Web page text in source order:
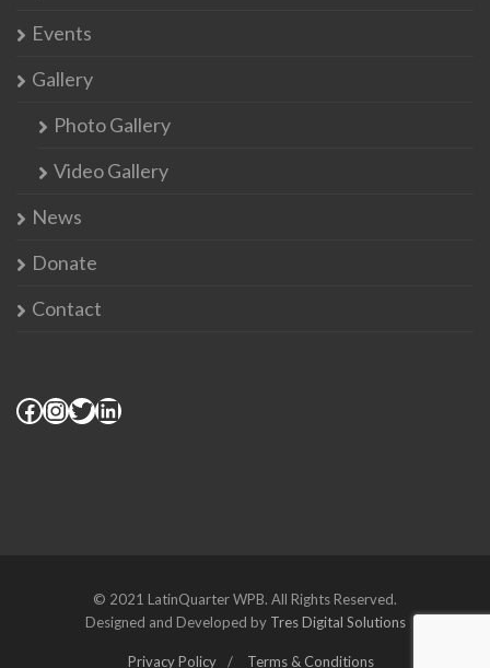
Events
Gallery
Photo Gallery
Video Gallery
News
Donate
Contact
© 2021 LatinQuarter WPB. All Rights Reserved.
Designed and Developed by Tres Digital Solutions
Privacy Policy Terms & Conditions